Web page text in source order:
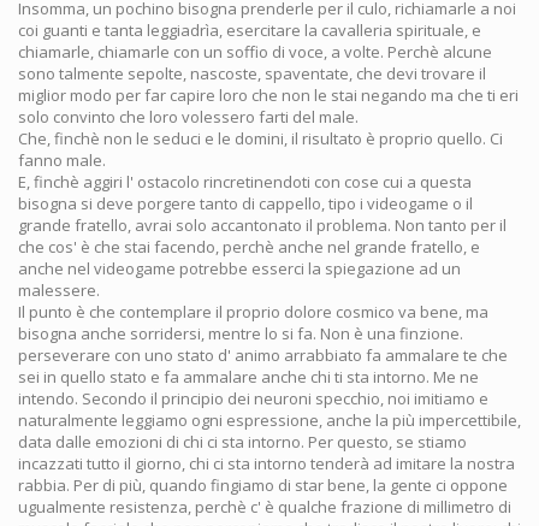
Insomma, un pochino bisogna prenderle per il culo, richiamarle a noi
coi guanti e tanta leggiadrìa, esercitare la cavalleria spirituale, e
chiamarle, chiamarle con un soffio di voce, a volte. Perchè alcune
sono talmente sepolte, nascoste, spaventate, che devi trovare il
miglior modo per far capire loro che non le stai negando ma che ti eri
solo convinto che loro volessero farti del male.
Che, finchè non le seduci e le domini, il risultato è proprio quello. Ci
fanno male.
E, finchè aggiri l' ostacolo rincretinendoti con cose cui a questa
bisogna si deve porgere tanto di cappello, tipo i videogame o il
grande fratello, avrai solo accantonato il problema. Non tanto per il
che cos' è che stai facendo, perchè anche nel grande fratello, e
anche nel videogame potrebbe esserci la spiegazione ad un
malessere.
Il punto è che contemplare il proprio dolore cosmico va bene, ma
bisogna anche sorridersi, mentre lo si fa. Non è una finzione.
perseverare con uno stato d' animo arrabbiato fa ammalare te che
sei in quello stato e fa ammalare anche chi ti sta intorno. Me ne
intendo. Secondo il principio dei neuroni specchio, noi imitiamo e
naturalmente leggiamo ogni espressione, anche la più impercettibile,
data dalle emozioni di chi ci sta intorno. Per questo, se stiamo
incazzati tutto il giorno, chi ci sta intorno tenderà ad imitare la nostra
rabbia. Per di più, quando fingiamo di star bene, la gente ci oppone
ugualmente resistenza, perchè c' è qualche frazione di millimetro di